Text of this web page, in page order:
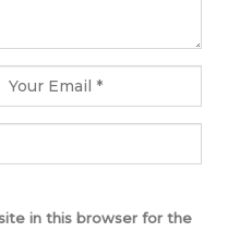
in this browser for the